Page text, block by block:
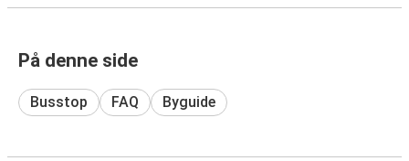
På denne side
Busstop FAQ Byguide